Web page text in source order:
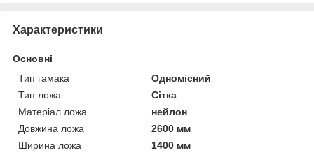
Характеристики
Основні
Тип гамака
Одномісний
Тип ложа
Сітка
Матеріал ложа
нейлон
Довжина ложа
2600 мм
Ширина ложа
1400 мм